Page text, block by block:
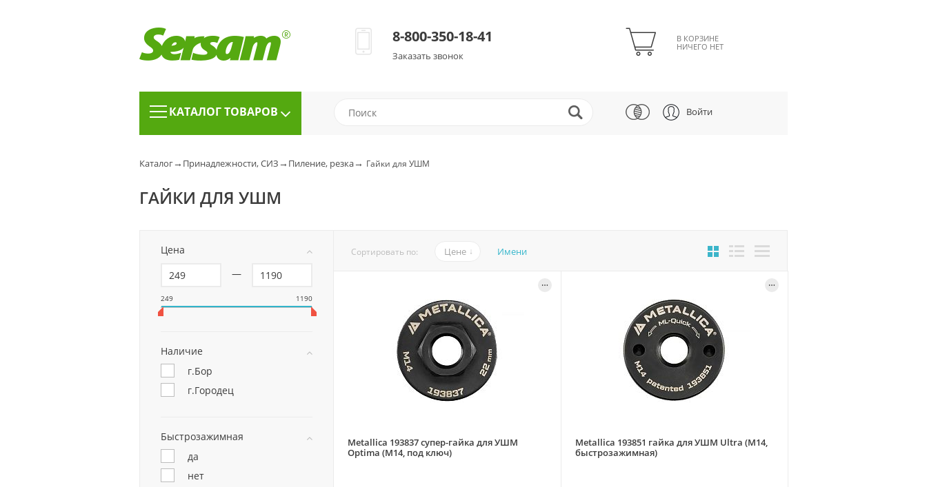
8-800-350-18-41
Заказать звонок
В КОРЗИНЕ
НИЧЕГО НЕТ
КАТАЛОГ ТОВАРОВ Войти
Каталог→ Принадлежности, СИЗ→ Пиление, резка→ Гайки для УШМ
ГАЙКИ ДЛЯ УШМ
Цена
—
249 1190
Наличие
г.Бор
г.Городец
Быстрозажимная
да
нет
Сортировать по: Цене Имени
Metallica 193837 супер-гайка для УШМ
Optima (М14, под ключ)
Metallica 193851 гайка для УШМ Ultra (М14,
быстрозажимная)